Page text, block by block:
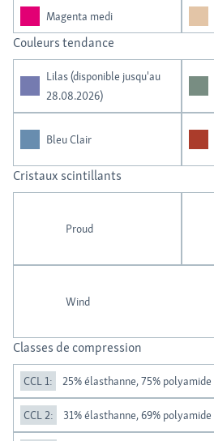
Magenta medi
Couleurs tendance
Lilas (disponible jusqu'au
28.08.2026)
Bleu Clair
Cristaux scintillants
Proud
Wind
Classes de compression
CCL 1: 25% élasthanne, 75% polyamide
CCL 2: 31% élasthanne, 69% polyamide